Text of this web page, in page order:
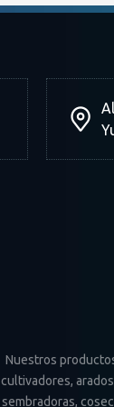
Nuestros
cultivadores,
sembradoras,